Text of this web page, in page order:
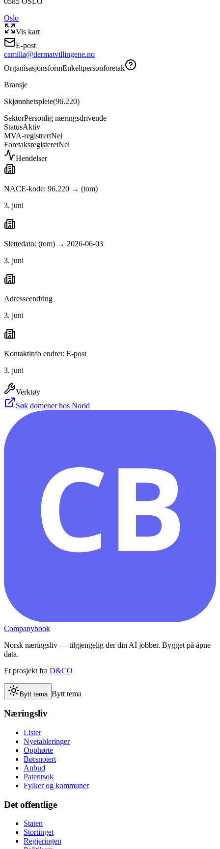
Oslo
Vis kart
E-post
camilla@dermatvillingene.no
OrganisasjonsformEnkeltpersonforetak
Bransje
Skjønnhetspleie(96.220)
SektorPersonlig næringsdrivende
StatusAktiv
MVA-registrertNei
ForetaksregisteretNei
Hendelser
NACE-kode: 96.220 → (tom)
3. juni
Slettedato: (tom) → 2026-06-03
3. juni
Adresseendring
3. juni
Kontaktinfo endret: E-post
3. juni
Verktøy
Søk domener hos Norid
CB
Companybook
Norsk næringsliv — tilgjengelig der din AI jobber. Bygget på åpne
data.
Et prosjekt fra D&CO
Bytt tema Bytt tema
Næringsliv
Lister
Nyetableringer
Opphørte
Børsnotert
Anbud
Patentsok
Fylker og kommuner
Det offentlige
Staten
Stortinget
Regjeringen